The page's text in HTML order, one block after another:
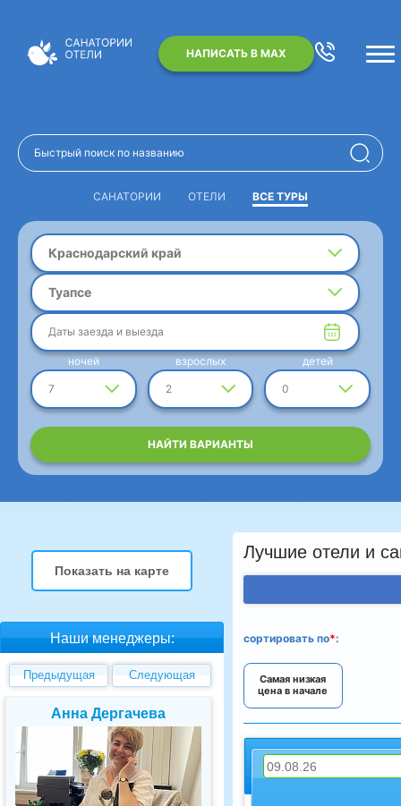
НАПИСАТЬ В MAX
САНАТОРИИ ОТЕЛИ ВСЕ ТУРЫ
Краснодарский край
Туапсе
Даты заезда и выезда
7
ночей
2
взрослых
0
детей
НАЙТИ ВАРИАНТЫ
Показать на карте
Наши менеджеры:
Предыдущая Следующая
Елена Валуева Светлана
Лучшие отели и
сортировать по*:
Самая низкая
цена в начале